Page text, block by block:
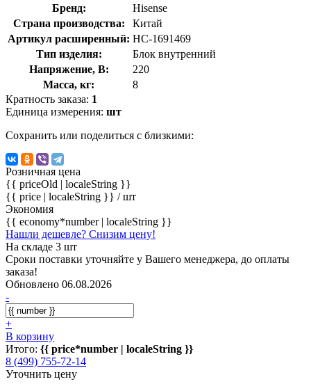
Бренд:
Hisense
Страна производства:
Китай
Артикул расширенный: НС-1691469
Тип изделия:
Блок внутренний
Напряжение, В:
220
Масса, кг:
8
Кратность заказа: 1
Единица измерения: шт
Сохранить или поделиться с близкими:
Розничная цена
{{ priceOld | localeString }}
{{ price | localeString }} / шт
Экономия
{{ economy*number | localeString }}
Нашли дешевле? Снизим цену!
На складе 3 шт
Сроки поставки уточняйте у Вашего менеджера, до оплаты
заказа!
Обновлено 06.08.2026
-
+
В корзину
Итого: {{ price*number | localeString }}
8 (499) 755-72-14
Уточнить цену